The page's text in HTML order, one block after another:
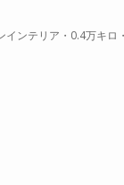
インテリア・0.4万キ